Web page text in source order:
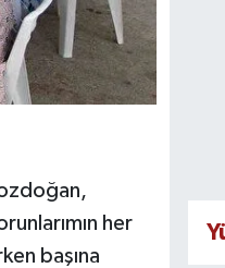
her
başına